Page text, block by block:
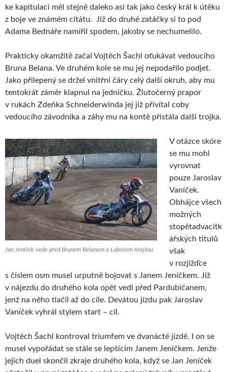
ke kapitulaci měl stejně daleko asi tak jako český král k útěku
z boje ve známém citátu. Již do druhé zatáčky si to pod
Adama Bednáře namířil spodem, jakoby se nechumelilo.
Prakticky okamžitě začal Vojtěch Šachl oťukávat vedoucího
Bruna Belana. Ve druhém kole se mu jej nepodařilo podjet.
Jako přilepený se držel vnitřní čáry celý další okruh, aby mu
tentokrát záměr klapnul na jedničku. Žlutočerný prapor
v rukách Zdeňka Schneiderwinda jej již přivítal coby
vedoucího závodníka a záhy mu na kontě přistála další trojka.
Jan Jeníček vede před Brunem Belanem a Lubošem Krejčou
V otázce skóre
se mu mohl
vyrovnat
pouze Jaroslav
Vaníček.
Obhájce všech
možných
stopětadvacítk
ářských titulů
však
v rozjížďce
s číslem osm musel urputně bojovat s Janem Jeníčkem. Již
v nájezdu do druhého kola opět vedl před Pardubičanem,
jenž na něho tlačil až do cíle. Devátou jízdu pak Jaroslav
Vaníček vyhrál stylem start – cíl.
Vojtěch Šachl kontroval triumfem ve dvanácté jízdě. I on se
musel vypořádat se stále se lepšícím Janem Jeníčkem. Jenže
jejich duel skončil zkraje druhého kola, když se Jan Jeníček